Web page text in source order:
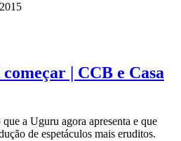
| CCB e Casa
a Uguru agora apresenta e que
de espetáculos mais eruditos.